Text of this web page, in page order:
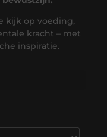
kijk op voeding,
kracht – met
inspiratie.